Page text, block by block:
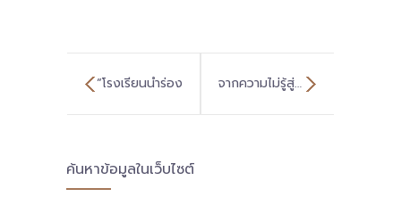
“โรงเรียนนำร่อง
วิธีคิดวิธีทำใหม่
จากความไม่รู้สู่…
ค้นหาข้อมูลในเว็บไซต์